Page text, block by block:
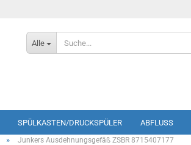
Alle
SPÜLKASTEN/DRUCKSPÜLER ABFLUSS
» Junkers Ausdehnungsgefäß ZSBR 8715407177